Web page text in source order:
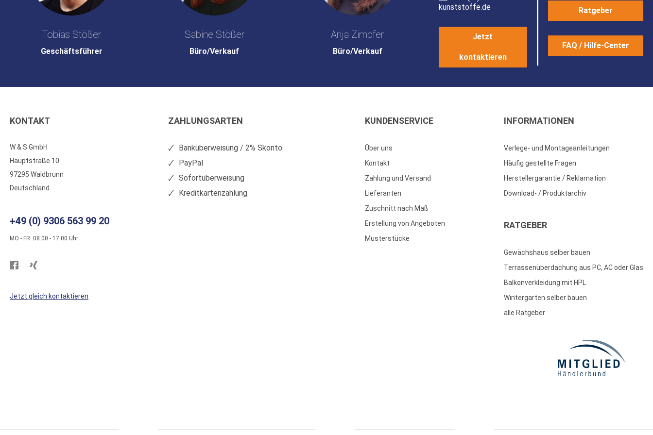
Tobias Stößer
Geschäftsführer
Sabine Stößer
Büro/Verkauf
Anja Zimpfer
Büro/Verkauf
kunststoffe.de
Jetzt
kontaktieren
Ratgeber
FAQ / Hilfe-Center
KONTAKT
W & S GmbH
Hauptstraße 10
97295 Waldbrunn
Deutschland
+49 (0) 9306 563 99 20
MO - FR: 08.00 - 17.00 Uhr
Besuchen
WS
WS
Jetzt gleich kontaktieren
ZAHLUNGSARTEN
Banküberweisung / 2% Skonto
PayPal
Sofortüberweisung
Kreditkartenzahlung
KUNDENSERVICE
Über uns
Kontakt
Zahlung und Versand
Lieferanten
Zuschnitt nach Maß
Erstellung von Angeboten
Musterstücke
INFORMATIONEN
Verlege- und Montageanleitungen
Häufig gestellte Fragen
Herstellergarantie / Reklamation
Download- / Produktarchiv
RATGEBER
Gewächshaus selber bauen
Terrassenüberdachung aus PC, AC oder Glas
Balkonverkleidung mit HPL
Wintergarten selber bauen
alle Ratgeber